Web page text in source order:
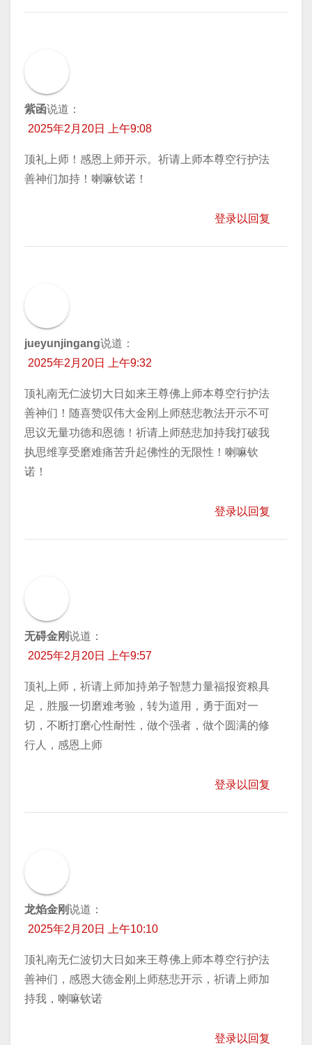
紫函说道：
2025年2月20日 上午9:08
顶礼上师！感恩上师开示。祈请上师本尊空行护法
善神们加持！喇嘛钦诺！
登录以回复
jueyunjingang说道：
2025年2月20日 上午9:32
顶礼南无仁波切大日如来王尊佛上师本尊空行护法
善神们！随喜赞叹伟大金刚上师慈悲教法开示不可
思议无量功德和恩德！祈请上师慈悲加持我打破我
执思维享受磨难痛苦升起佛性的无限性！喇嘛钦
诺！
登录以回复
无碍金刚说道：
2025年2月20日 上午9:57
顶礼上师，祈请上师加持弟子智慧力量福报资粮具
足，胜服一切磨难考验，转为道用，勇于面对一
切，不断打磨心性耐性，做个强者，做个圆满的修
行人，感恩上师
登录以回复
龙焰金刚说道：
2025年2月20日 上午10:10
顶礼南无仁波切大日如来王尊佛上师本尊空行护法
善神们，感恩大德金刚上师慈悲开示，祈请上师加
持我，喇嘛钦诺
登录以回复